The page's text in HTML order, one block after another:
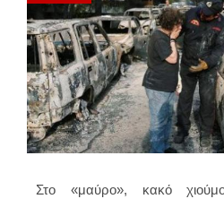
Στο «μαύρο», κακό